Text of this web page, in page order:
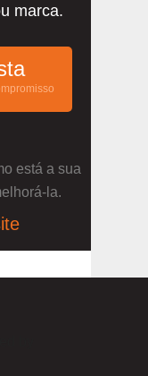
marca.
está a sua
la.